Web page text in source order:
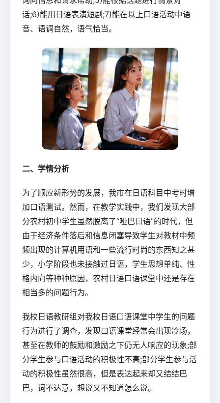
话;6)能用日语表演短剧;7)能在以上口语活动中语
音、语调自然，语气恰当。
二、学情分析
为了顺应新形势的发展，我市在日语科目中考时增
加口语测试。然而，在教学实践中，我们发现大部
分农村初中学生虽然脱离了“哑巴日语”的时代，但
由于经济条件落后和信息闭塞导致学生对教材中频
频出现的计算机用语和一些流行时尚的东西知之甚
少，小学阶段也未接触过日语，学生思想单纯、性
格内向等种种原因，农村日语口语课堂中还是存在
相当多的问题行为。
我校日语教研组对我校日语口语课堂中学生的问题
行为进行了调查，发现口语课堂经常会出现冷场，
甚至在教师的鼓励和激励之下仍无人响应的现象;部
分学生参与口语活动的积极性不高;部分学生参与活
动的积极性虽然很高，但是表达起来却又结结巴
巴，词不达意，想说又不知道怎么说。